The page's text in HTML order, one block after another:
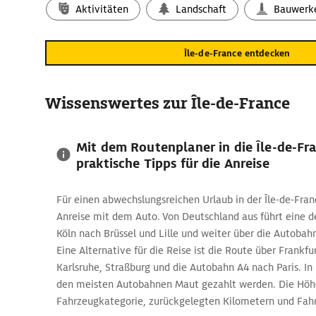
Paris selbst begeistert mit dem Triumphbogen und der
Versailles und Fontainebleau rund um Paris. Sie
atemberaubender Architektur. ImSchloss Versailles
einem Besuch sollten sich Gäste Zeit für einen
Städtetrip durch Paris: Berühmte
Sehenswürdigkeiten hautnah erleben
Bekannt als Stadt der Liebe geizt die Metropole
Ausflugszielen. Urlaubsgäste sollten zum Beispiel eine
planen: Das Stadtviertel im Norden lädt mit seinen Bistros
Schlendern ein. Auf der Spitze des Hügels wartet die
ihrer weißen Fassade.
Aktivitäten Landschaft
Île-de-France entdecken
Wissenswertes zur Île-de-France
Mit dem Routenplaner in die Île-de-
praktische Tipps für die Anreise
Für einen abwechslungsreichen Urlaub in der Île-de-
Anreise mit dem Auto. Von Deutschland aus führt eine
Köln nach Brüssel und Lille und weiter über die
Eine Alternative für die Reise ist die Route über
Karlsruhe, Straßburg und die Autobahn A4 nach Paris.
den meisten Autobahnen Maut gezahlt werden. Die
Fahrzeugkategorie, zurückgelegten Kilometern und